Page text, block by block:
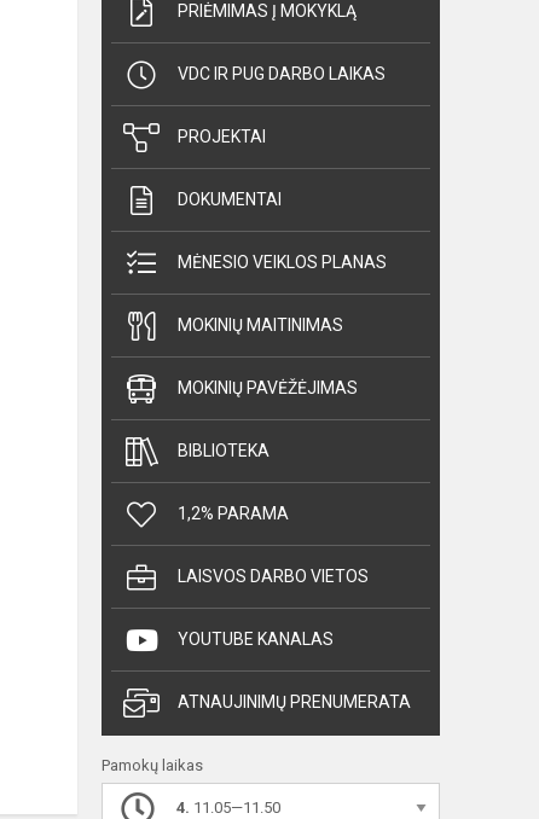
PRIĖMIMAS Į MOKYKLĄ
VDC IR PUG DARBO LAIKAS
PROJEKTAI
DOKUMENTAI
MĖNESIO VEIKLOS PLANAS
MOKINIŲ MAITINIMAS
MOKINIŲ PAVĖŽĖJIMAS
BIBLIOTEKA
1,2% PARAMA
LAISVOS DARBO VIETOS
YOUTUBE KANALAS
ATNAUJINIMŲ PRENUMERATA
Pamokų laikas
4. 11.05—11.50